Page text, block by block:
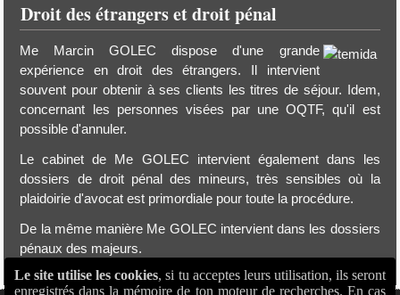
Le site utilise les cookies, si tu acceptes leurs utilisation, ils seront
enregistrés dans la mémoire de ton moteur de recherches. En cas
Droit des étrangers et droit pénal
Me Marcin GOLEC dispose d'une grande
expérience en droit des étrangers. Il intervient
souvent pour obtenir à ses clients les titres de séjour. Idem,
concernant les personnes visées par une OQTF, qu'il est
possible d'annuler.
Le cabinet de Me GOLEC intervient également dans les
dossiers de droit pénal des mineurs, très sensibles où la
plaidoirie d'avocat est primordiale pour toute la procédure.
De la même manière Me GOLEC intervient dans les dossiers
pénaux des majeurs.